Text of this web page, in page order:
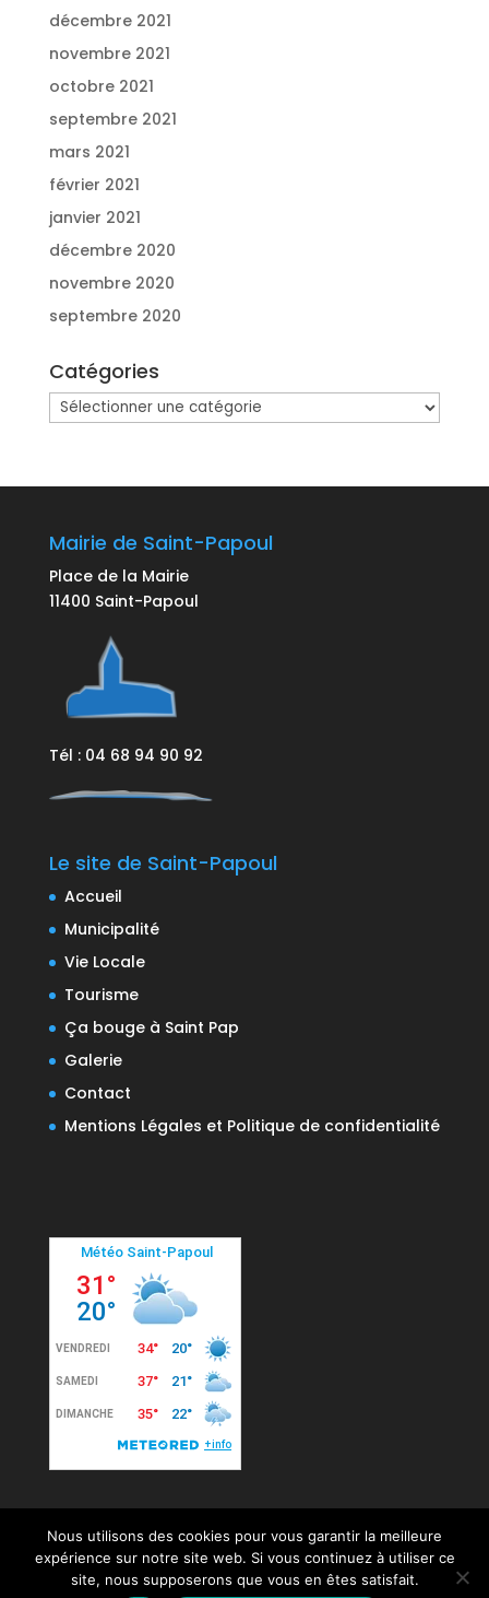
décembre 2021
novembre 2021
octobre 2021
septembre 2021
mars 2021
février 2021
janvier 2021
décembre 2020
novembre 2020
septembre 2020
Catégories
Catégories
Mairie de Saint-Papoul
Place de la Mairie
11400 Saint-Papoul
Tél : 04 68 94 90 92
Le site de Saint-Papoul
Accueil
Municipalité
Vie Locale
Tourisme
Ça bouge à Saint Pap
Galerie
Contact
Mentions Légales et Politique de confidentialité
© 2020 Mairie de Saint-Papoul. Tous droits
Nous utilisons des cookies pour vous garantir la meilleure
expérience sur notre site web. Si vous continuez à utiliser ce
site, nous supposerons que vous en êtes satisfait.